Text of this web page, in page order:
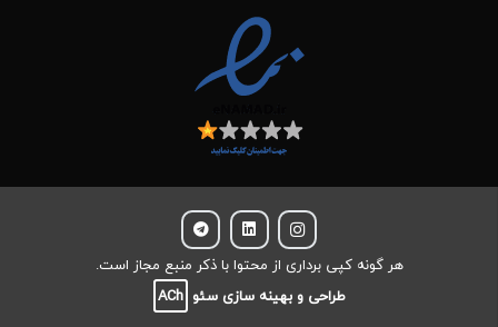
هر گونه کپی برداری از محتوا با ذکر منبع مجاز است.
طراحی و بهینه سازی سئو ACh